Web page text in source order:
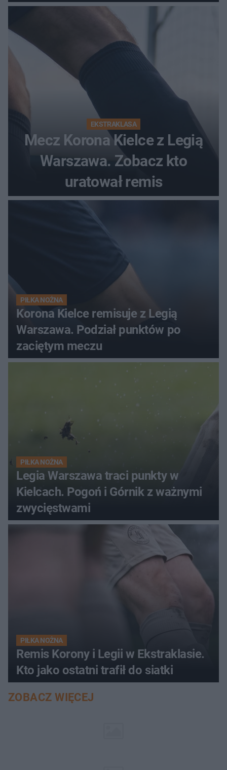
EKSTRAKLASA
Mecz Korona Kielce z Legią
Warszawa. Zobacz kto
uratował remis
PIŁKA NOŻNA
Korona Kielce remisuje z Legią
Warszawa. Podział punktów po
zaciętym meczu
PIŁKA NOŻNA
Legia Warszawa traci punkty w
Kielcach. Pogoń i Górnik z ważnymi
zwycięstwami
PIŁKA NOŻNA
Remis Korony i Legii w Ekstraklasie.
Kto jako ostatni trafił do siatki
ZOBACZ WIĘCEJ